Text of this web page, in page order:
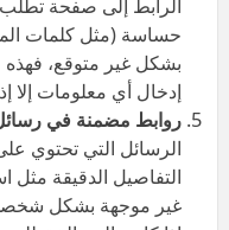
الرابط إلى صفحة
حساسة (مثل كلمات
بشكل غير متوقع، فهذه
إدخال أي معلومات إلا
روابط مضمنة في رسائل
الرسائل التي تحتوي
التفاصيل الدقيقة مثل
غير موجهة بشكل